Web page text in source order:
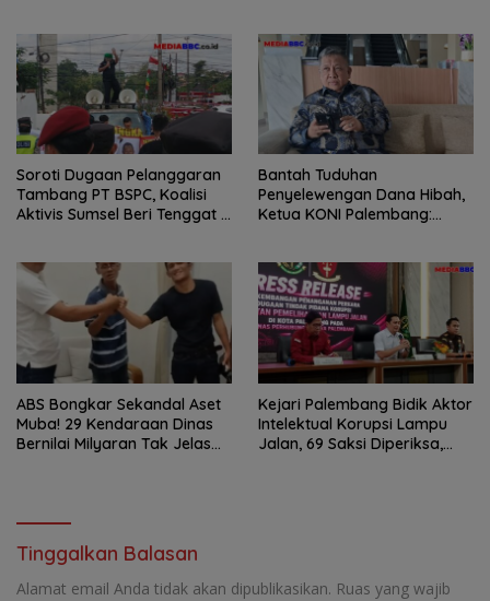
Tuntas
Soroti Dugaan Pelanggaran
Tambang PT BSPC, Koalisi
Aktivis Sumsel Beri Tenggat 1
Bantah Tuduhan
Penyelewengan Dana Hibah,
Ketua KONI Palembang:
ABS Bongkar Sekandal Aset
Muba! 29 Kendaraan Dinas
Bernilai Milyaran Tak Jelas
Kejari Palembang Bidik Aktor
Intelektual Korupsi Lampu
Jalan, 69 Saksi Diperiksa,
Tinggalkan Balasan
Alamat email Anda tidak akan dipublikasikan. Ruas yang wajib